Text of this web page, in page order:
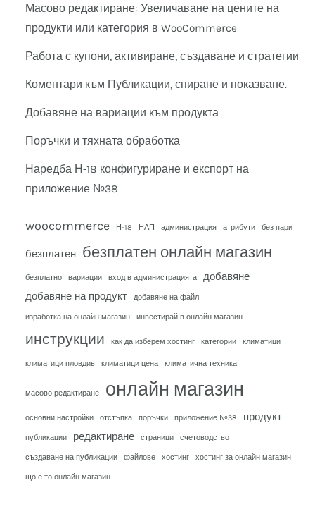
Масово редактиране: Увеличаване на цените на
продукти или категория в WooCommerce
Работа с купони, активиране, създаване и стратегии
Коментари към Публикации, спиране и показване.
Добавяне на вариации към продукта
Поръчки и тяхната обработка
Наредба Н-18 конфигуриране и експорт на
приложение №38
woocommerce Н-18 НАП администрация атрибути без пари
безплатен безплатен онлайн магазин
безплатно вариации вход в администрацията
добавяне
добавяне на продукт
добавяне на файл
изработка на онлайн магазин инвестирай в онлайн магазин
инструкции как да изберем хостинг категории климатици
климатици пловдив климатици цена климатична техника
масово редактиране онлайн магазин
основни настройки отстъпка поръчки приложение №38 продукт
публикации редактиране страници счетоводство
създаване на публикации файлове хостинг хостинг за онлайн магазин
що е то онлайн магазин